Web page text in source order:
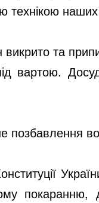
технікою
викрито та
вартою.